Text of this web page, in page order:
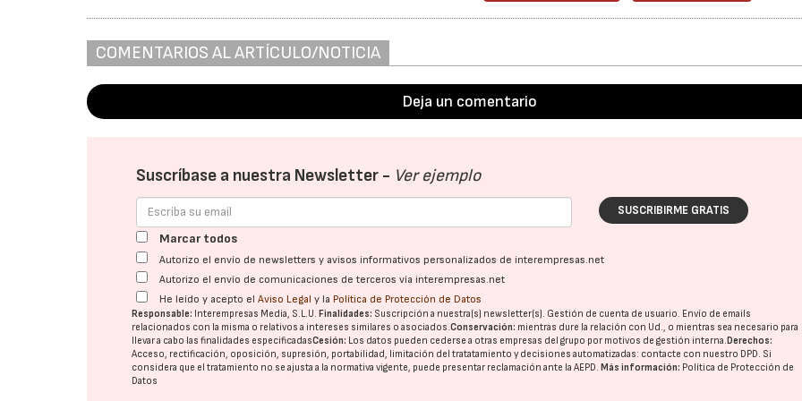
COMENTARIOS AL ARTÍCULO/NOTICIA
Deja un comentario
Suscríbase a nuestra Newsletter - Ver ejemplo
SUSCRIBIRME GRATIS
Marcar todos
Autorizo el envío de newsletters y avisos informativos personalizados de interempresas.net
Autorizo el envío de comunicaciones de terceros vía interempresas.net
He leído y acepto elAviso Legal y la Política de Protección de Datos
Responsable: Interempresas Media, S.L.U.Finalidades: Suscripción a nuestra(s) newsletter(s). Gestión de cuenta de usuario. Envío de emails
relacionados con la misma o relativos a intereses similares o asociados.Conservación: mientras dure la relación con Ud., o mientras sea necesario para
llevar a cabo las finalidades especificadasCesión: Los datos pueden cederse a otras empresas del grupo por motivos de gestión interna.Derechos:
Acceso, rectificación, oposición, supresión, portabilidad, limitación del tratatamiento y decisiones automatizadas: contacte con nuestro DPD. Si
considera que el tratamiento no se ajusta a la normativa vigente, puede presentar reclamación ante laAEPD.Más información: Política de Protección de
Datos